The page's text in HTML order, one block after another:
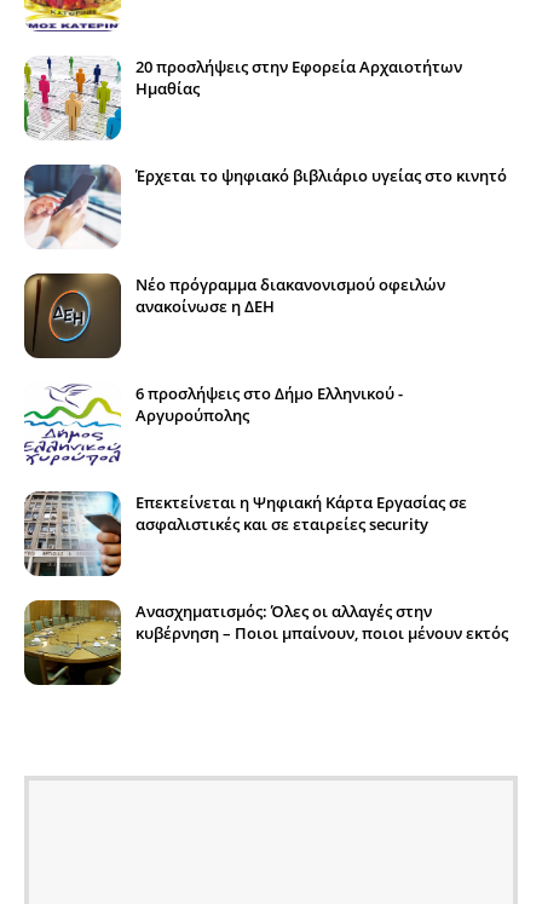
20 προσλήψεις στην Εφορεία Αρχαιοτήτων
Ημαθίας
Έρχεται το ψηφιακό βιβλιάριο υγείας στο κινητό
Νέο πρόγραμμα διακανονισμού οφειλών
ανακοίνωσε η ΔΕΗ
6 προσλήψεις στο Δήμο Ελληνικού -
Αργυρούπολης
Επεκτείνεται η Ψηφιακή Κάρτα Εργασίας σε
ασφαλιστικές και σε εταιρείες security
Ανασχηματισμός: Όλες οι αλλαγές στην
κυβέρνηση – Ποιοι μπαίνουν, ποιοι μένουν εκτός